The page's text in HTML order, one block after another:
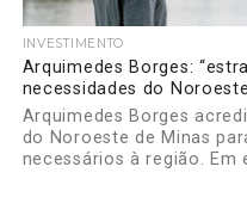
INVESTIMENTO
Arquimedes Borges:
necessidades do
Arquimedes Borges
do Noroeste de Minas
necessários à região. Em